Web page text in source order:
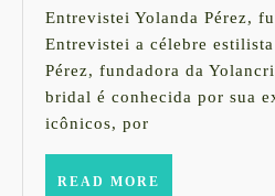
de
2023
Entrevistei Yolanda Pérez,
Entrevistei a célebre
Pérez, fundadora da
bridal é conhecida por sua
icônicos, por
READ MORE